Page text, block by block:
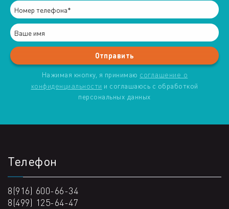
Нажимая кнопку, я принимаю соглашение о
конфиденциальности и соглашаюсь с обработкой
персональных данных
Телефон
8(916) 600-66-34
8(499) 125-64-47